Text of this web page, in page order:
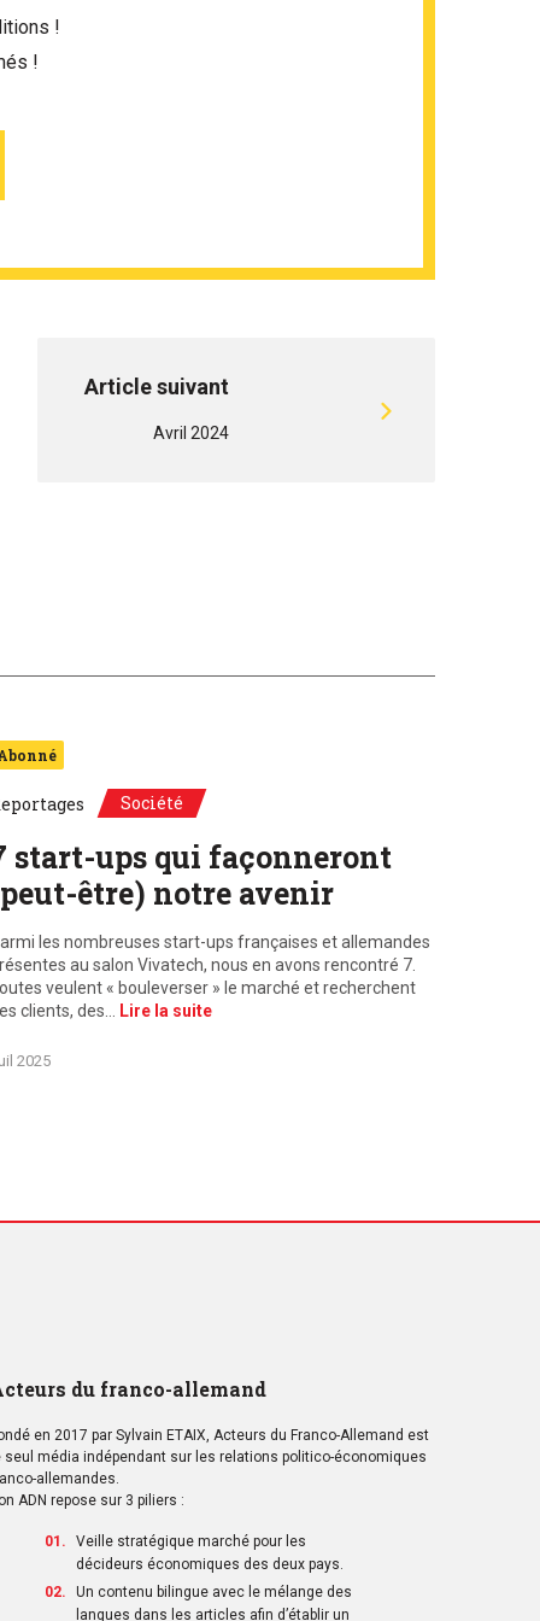
!
!
Article suivant
Avril 2024
Société
start-ups qui façonneront
être) notre avenir
les nombreuses start-ups françaises et allemandes
au salon Vivatech, nous en avons rencontré 7.
veulent « bouleverser » le marché et recherchent
clients, des…
Lire la suite
2025
du franco-allemand
en 2017 par Sylvain ETAIX, Acteurs du Franco-Allemand est
seul média indépendant sur les relations politico-économiques
allemandes.
ADN repose sur 3 piliers :
Veille stratégique marché pour les
décideurs économiques des deux pays.
Un contenu bilingue avec le mélange des
langues dans les articles afin d’établir un